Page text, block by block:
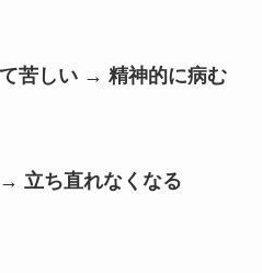
苦しい→ 精神的に病む
→ 立ち直れなくなる